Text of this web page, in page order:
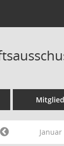
Januar